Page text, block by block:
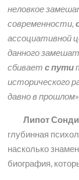
неловкое
современности,
ассоциативной
данного
сбиваетс пути
исторического
давно в прошлом
Липот Сонди
глубинная
насколько
биография,